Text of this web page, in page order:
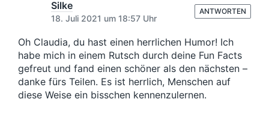
Silke
18. Juli 2021 um 18:57 Uhr
Oh Claudia, du hast einen herrlichen Humor! Ich
habe mich in einem Rutsch durch deine Fun Facts
gefreut und fand einen schöner als den nächsten –
danke fürs Teilen. Es ist herrlich, Menschen auf
diese Weise ein bisschen kennenzulernen.
ANTWORTEN